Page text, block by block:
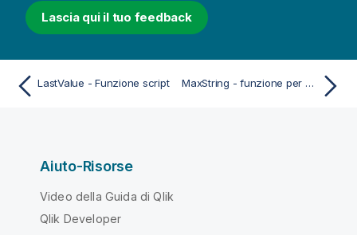
Lascia qui il tuo feedback
LastValue - Funzione script MaxString - funzione per grafici
Aiuto-Risorse
Video della Guida di Qlik
Qlik Developer